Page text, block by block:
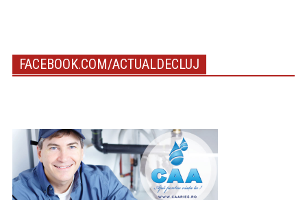
FACEBOOK.COM/ACTUALDECLUJ